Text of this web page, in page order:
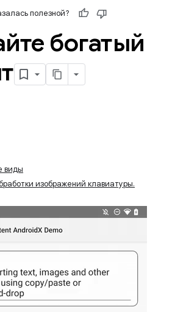
полезной?
богатый
виды
изображений клавиатуры.